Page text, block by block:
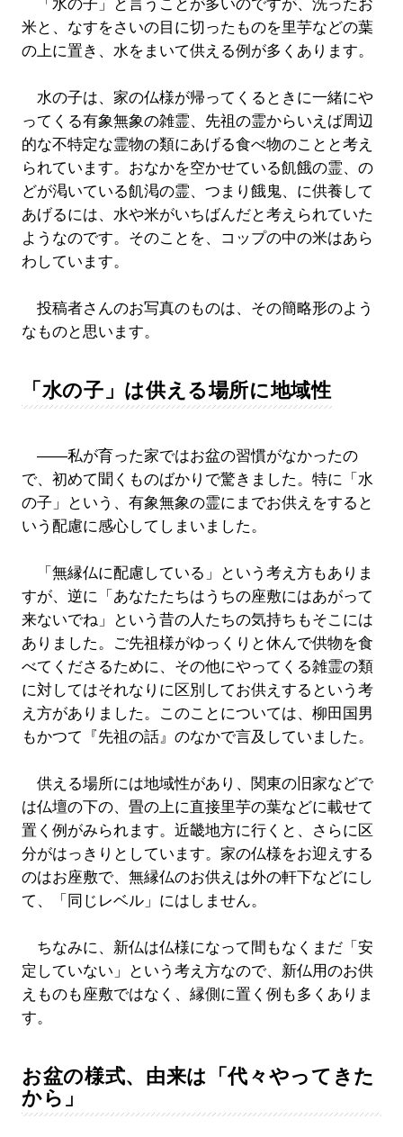
「水の子」と言うことが多いのですが、洗ったお
米と、なすをさいの目に切ったものを里芋などの葉
の上に置き、水をまいて供える例が多くあります。
水の子は、家の仏様が帰ってくるときに一緒にや
ってくる有象無象の雑霊、先祖の霊からいえば周辺
的な不特定な霊物の類にあげる食べ物のことと考え
られています。おなかを空かせている飢餓の霊、の
どが渇いている飢渇の霊、つまり餓鬼、に供養して
あげるには、水や米がいちばんだと考えられていた
ようなのです。そのことを、コップの中の米はあら
わしています。
投稿者さんのお写真のものは、その簡略形のよう
なものと思います。
「水の子」は供える場所に地域性
――私が育った家ではお盆の習慣がなかったの
で、初めて聞くものばかりで驚きました。特に「水
の子」という、有象無象の霊にまでお供えをすると
いう配慮に感心してしまいました。
「無縁仏に配慮している」という考え方もありま
すが、逆に「あなたたちはうちの座敷にはあがって
来ないでね」という昔の人たちの気持ちもそこには
ありました。ご先祖様がゆっくりと休んで供物を食
べてくださるために、その他にやってくる雑霊の類
に対してはそれなりに区別してお供えするという考
え方がありました。このことについては、柳田国男
もかつて『先祖の話』のなかで言及していました。
供える場所には地域性があり、関東の旧家などで
は仏壇の下の、畳の上に直接里芋の葉などに載せて
置く例がみられます。近畿地方に行くと、さらに区
分がはっきりとしています。家の仏様をお迎えする
のはお座敷で、無縁仏のお供えは外の軒下などにし
て、「同じレベル」にはしません。
ちなみに、新仏は仏様になって間もなくまだ「安
定していない」という考え方なので、新仏用のお供
えものも座敷ではなく、縁側に置く例も多くありま
す。
お盆の様式、由来は「代々やってきた
から」